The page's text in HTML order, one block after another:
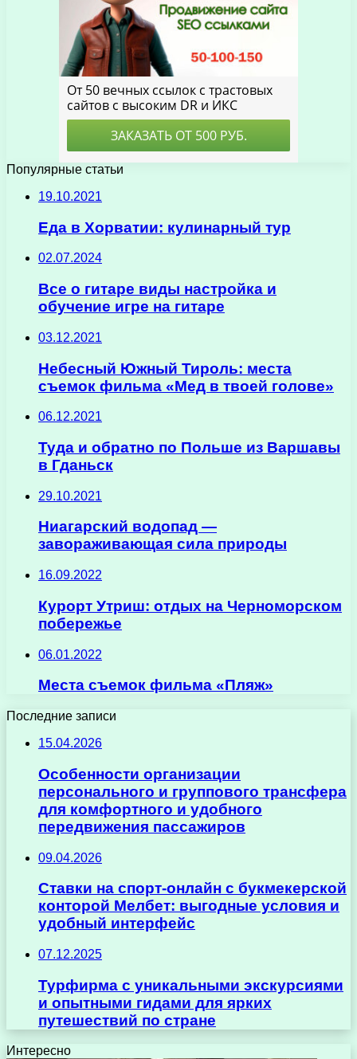
Популярные статьи
19.10.2021
Еда в Хорватии: кулинарный тур
02.07.2024
Все о гитаре виды настройка и
обучение игре на гитаре
03.12.2021
Небесный Южный Тироль: места
съемок фильма «Мед в твоей голове»
06.12.2021
Туда и обратно по Польше из Варшавы
в Гданьск
29.10.2021
Ниагарский водопад —
завораживающая сила природы
16.09.2022
Курорт Утриш: отдых на Черноморском
побережье
06.01.2022
Места съемок фильма «Пляж»
Последние записи
15.04.2026
Особенности организации
персонального и группового трансфера
для комфортного и удобного
передвижения пассажиров
09.04.2026
Ставки на спорт-онлайн с букмекерской
конторой Мелбет: выгодные условия и
удобный интерфейс
07.12.2025
Турфирма с уникальными экскурсиями
и опытными гидами для ярких
путешествий по стране
Интересно